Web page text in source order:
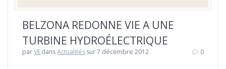
BELZONA REDONNE VIE A UNE
TURBINE HYDROÉLECTRIQUE
parVEdansActualitéssur 7 décembre 2012 0